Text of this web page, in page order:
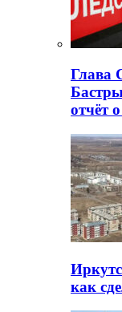
Глава
отчёт
как